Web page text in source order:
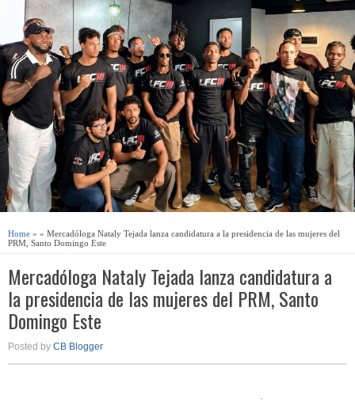
Home » » Mercadóloga Nataly Tejada lanza candidatura a la presidencia de las mujeres del
PRM, Santo Domingo Este
Mercadóloga Nataly Tejada lanza candidatura a
la presidencia de las mujeres del PRM, Santo
Domingo Este
Posted by CB Blogger